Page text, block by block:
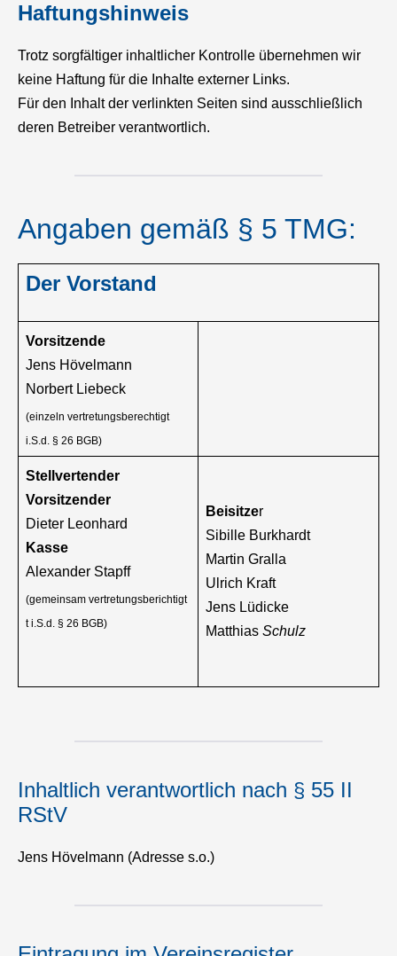
Haftungshinweis
Trotz sorgfältiger inhaltlicher Kontrolle übernehmen wir
keine Haftung für die Inhalte externer Links.
Für den Inhalt der verlinkten Seiten sind ausschließlich
deren Betreiber verantwortlich.
Angaben gemäß § 5 TMG:
Der Vorstand
Vorsitzende
Jens Hövelmann
Norbert Liebeck
(einzeln vertretungsberechtigt
i.S.d. § 26 BGB)
Stellvertender
Vorsitzender
Dieter Leonhard
Kasse
Alexander Stapff
(gemeinsam vertretungsberichtigt
t i.S.d. § 26 BGB)
Beisitzer
Sibille Burkhardt
Martin Gralla
Ulrich Kraft
Jens Lüdicke
Matthias Schulz
Inhaltlich verantwortlich nach § 55 II
RStV
Jens Hövelmann (Adresse s.o.)